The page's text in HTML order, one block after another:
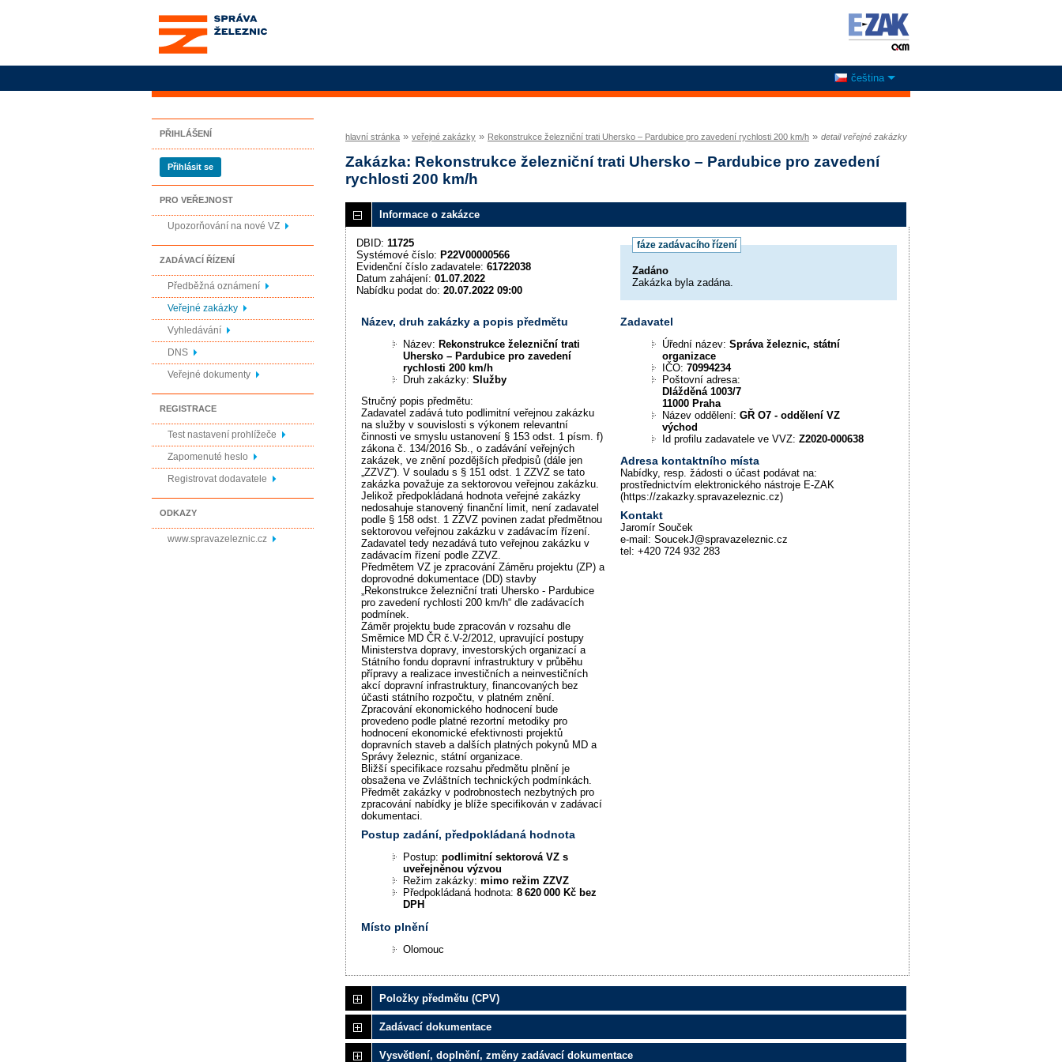
Správa železnic, státní
organizace
čeština
PŘIHLÁŠENÍ
Přihlásit se
PRO VEŘEJNOST
Upozorňování na nové VZ
ZADÁVACÍ ŘÍZENÍ
Předběžná oznámení
Veřejné zakázky
Vyhledávání
DNS
Veřejné dokumenty
REGISTRACE
Test nastavení prohlížeče
Zapomenuté heslo
Registrovat dodavatele
ODKAZY
www.spravazeleznic.cz
hlavní stránka » veřejné zakázky » Rekonstrukce železniční trati Uhersko – Pardubice pro zavedení rychlosti 200 km/h » detail veřejné zakázky
Zakázka: Rekonstrukce železniční trati Uhersko – Pardubice pro zavedení
rychlosti 200 km/h
Informace o zakázce
fáze zadávacího řízení
Zadáno
Zakázka byla zadána.
DBID: 11725
Systémové číslo: P22V00000566
Evidenční číslo zadavatele: 61722038
Datum zahájení: 01.07.2022
Nabídku podat do: 20.07.2022 09:00
Název, druh zakázky a popis předmětu
Název:Rekonstrukce železniční trati
Uhersko – Pardubice pro zavedení
rychlosti 200 km/h
Druh zakázky:Služby
Stručný popis předmětu:
Zadavatel zadává tuto podlimitní veřejnou zakázku
na služby v souvislosti s výkonem relevantní
činnosti ve smyslu ustanovení § 153 odst. 1 písm. f)
zákona č. 134/2016 Sb., o zadávání veřejných
zakázek, ve znění pozdějších předpisů (dále jen
„ZZVZ“). V souladu s § 151 odst. 1 ZZVZ se tato
zakázka považuje za sektorovou veřejnou zakázku.
Jelikož předpokládaná hodnota veřejné zakázky
nedosahuje stanovený finanční limit, není zadavatel
podle § 158 odst. 1 ZZVZ povinen zadat předmětnou
sektorovou veřejnou zakázku v zadávacím řízení.
Zadavatel tedy nezadává tuto veřejnou zakázku v
zadávacím řízení podle ZZVZ.
Předmětem VZ je zpracování Záměru projektu (ZP) a
doprovodné dokumentace (DD) stavby
„Rekonstrukce železniční trati Uhersko - Pardubice
pro zavedení rychlosti 200 km/h“ dle zadávacích
podmínek.
Záměr projektu bude zpracován v rozsahu dle
Směrnice MD ČR č.V-2/2012, upravující postupy
Ministerstva dopravy, investorských organizací a
Státního fondu dopravní infrastruktury v průběhu
přípravy a realizace investičních a neinvestičních
akcí dopravní infrastruktury, financovaných bez
účasti státního rozpočtu, v platném znění.
Zpracování ekonomického hodnocení bude
provedeno podle platné rezortní metodiky pro
hodnocení ekonomické efektivnosti projektů
dopravních staveb a dalších platných pokynů MD a
Správy železnic, státní organizace.
Bližší specifikace rozsahu předmětu plnění je
obsažena ve Zvláštních technických podmínkách.
Předmět zakázky v podrobnostech nezbytných pro
zpracování nabídky je blíže specifikován v zadávací
dokumentaci.
Postup zadání, předpokládaná hodnota
Postup:podlimitní sektorová VZ s
uveřejněnou výzvou
Režim zakázky:mimo režim ZZVZ
Předpokládaná hodnota:8 620 000 Kč bez
DPH
Místo plnění
Olomouc
Zadavatel
Úřední název:Správa železnic, státní
organizace
IČO:70994234
Poštovní adresa:
Dlážděná 1003/7
11000 Praha
Název oddělení:GŘ O7 - oddělení VZ
východ
Id profilu zadavatele ve VVZ:Z2020-000638
Adresa kontaktního místa
Nabídky, resp. žádosti o účast podávat na:
prostřednictvím elektronického nástroje E-ZAK
(https://zakazky.spravazeleznic.cz)
Kontakt
Jaromír Souček
e-mail: SoucekJ@spravazeleznic.cz
tel: +420 724 932 283
Položky předmětu (CPV)
Zadávací dokumentace
Vysvětlení, doplnění, změny zadávací dokumentace